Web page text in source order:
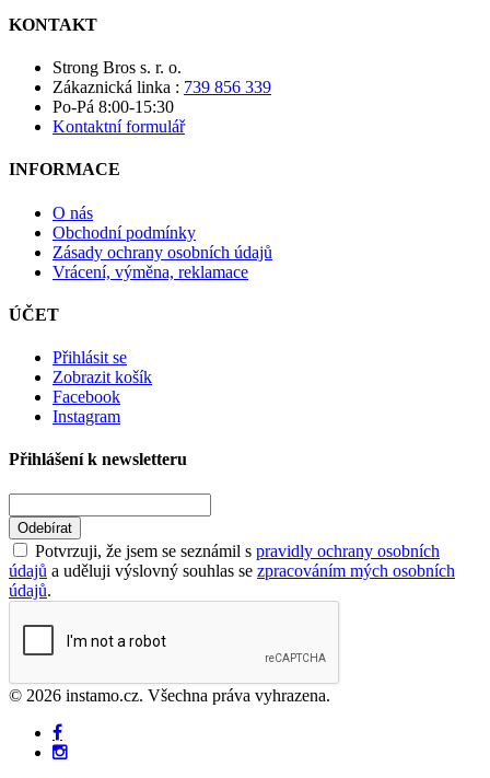
KONTAKT
Strong Bros s. r. o.
Zákaznická linka : 739 856 339
Po-Pá 8:00-15:30
Kontaktní formulář
INFORMACE
O nás
Obchodní podmínky
Zásady ochrany osobních údajů
Vrácení, výměna, reklamace
ÚČET
Přihlásit se
Zobrazit košík
Facebook
Instagram
Přihlášení k newsletteru
Odebírat
Potvrzuji, že jsem se seznámil s pravidly ochrany osobních
údajů a uděluji výslovný souhlas se zpracováním mých osobních
údajů.
© 2026 instamo.cz. Všechna práva vyhrazena.